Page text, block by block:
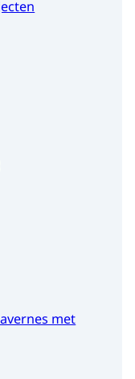
met